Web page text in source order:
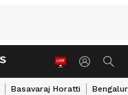
Basavaraj Horatti